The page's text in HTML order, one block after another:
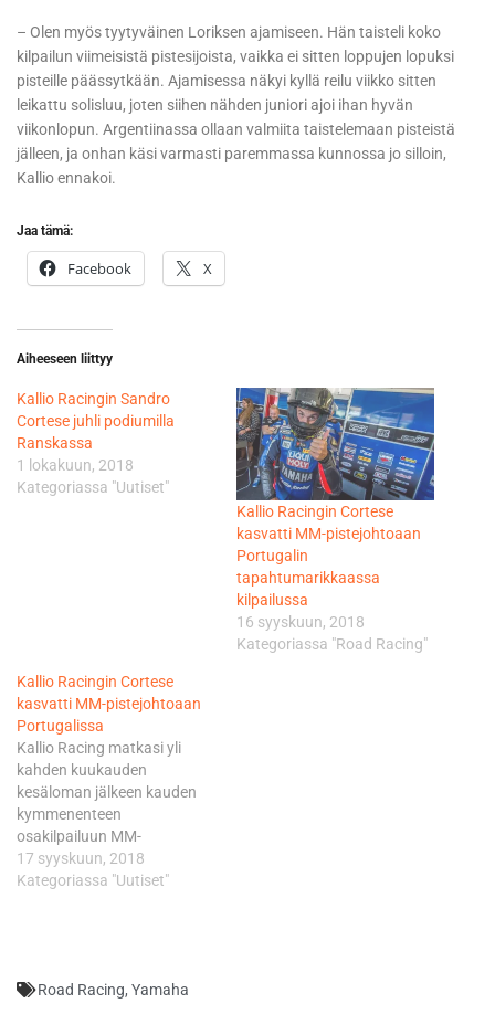
– Olen myös tyytyväinen Loriksen ajamiseen. Hän taisteli koko
kilpailun viimeisistä pistesijoista, vaikka ei sitten loppujen lopuksi
pisteille päässytkään. Ajamisessa näkyi kyllä reilu viikko sitten
leikattu solisluu, joten siihen nähden juniori ajoi ihan hyvän
viikonlopun. Argentiinassa ollaan valmiita taistelemaan pisteistä
jälleen, ja onhan käsi varmasti paremmassa kunnossa jo silloin,
Kallio ennakoi.
Jaa tämä:
Facebook X
Aiheeseen liittyy
Kallio Racingin Sandro
Cortese juhli podiumilla
Ranskassa
1 lokakuun, 2018
Kategoriassa "Uutiset"
Kallio Racingin Cortese
kasvatti MM-pistejohtoaan
Portugalin
tapahtumarikkaassa
kilpailussa
16 syyskuun, 2018
Kategoriassa "Road Racing"
Kallio Racingin Cortese
kasvatti MM-pistejohtoaan
Portugalissa
Kallio Racing matkasi yli
kahden kuukauden
kesäloman jälkeen kauden
kymmenenteen
osakilpailuun MM-
pistejohtajana, kun tiimin
saksalaisässä Sandro
tämänpäiväiseen Portugalin
17 syyskuun, 2018
Kategoriassa "Uutiset"
Road Racing, Yamaha